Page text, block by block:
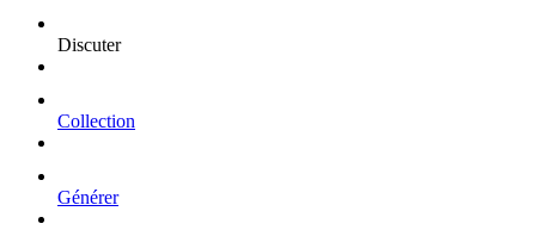
Discuter
Collection
Générer